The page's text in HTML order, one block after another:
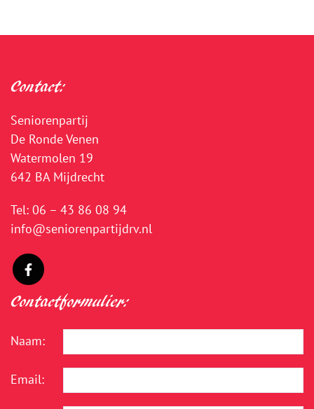
Contact:
Seniorenpartij
De Ronde Venen
Watermolen 19
642 BA Mijdrecht
Tel: 06 – 43 86 08 94
info@seniorenpartijdrv.nl
Contactformulier:
Naam:
Email: